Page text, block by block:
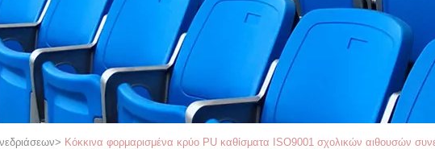
> Κόκκινα φορμαρισμένα κρύο PU καθίσματα ISO9001 σχολικών αιθουσών